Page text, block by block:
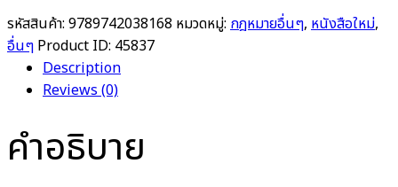
รหัสสินค้า: 9789742038168 หมวดหมู่: กฎหมายอื่นๆ, หนังสือใหม่,
อื่นๆ Product ID: 45837
Description
Reviews (0)
คำอธิบาย